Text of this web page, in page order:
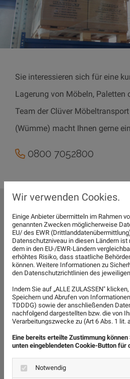
Sie interessieren sich für eine
Lagerung von Möbeln, Paletten
Team der Clüver
(Wümme) macht Ihnen gerne
0800 7052800
SCHNELL-ANFRAGE
Angaben zum Auftraggeber
Wir verwenden Cookies.
Einige Anbieter übermitteln im Rahmen
genannten Zwecken möglicherweise
EU/ des EWR
Datenschutzniveau in diesen Ländern
dem in den EU-/EWR-Ländern
erhöhtes Risiko, dass staatliche
können. Weitere Informationen zu
den Datenschutzrichtlinien des
Indem Sie auf „ALLE ZULASSEN"
Speichern und Abrufen von
TDDDG) sowie der anschließenden
nachfolgend dargestellten bzw. die von
Verarbeitungszwecke zu (Art 6 Abs. 1 lit.
Eine bereits erteilte Zustimmung
unten eingeblendeten Cookie-Button
Notwendig